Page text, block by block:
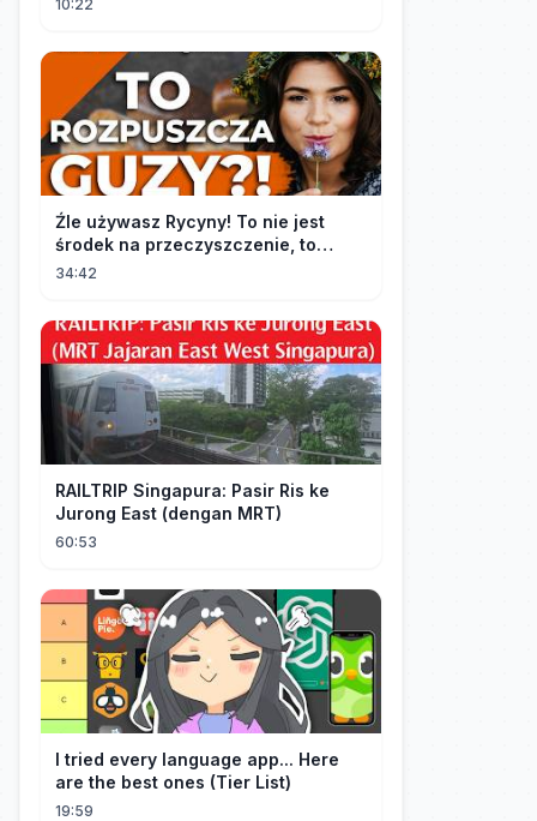
10:22
Źle używasz Rycyny! To nie jest
środek na przeczyszczenie, to
potężny "rozpuszczalnik".
34:42
RAILTRIP Singapura: Pasir Ris ke
Jurong East (dengan MRT)
60:53
I tried every language app... Here
are the best ones (Tier List)
19:59